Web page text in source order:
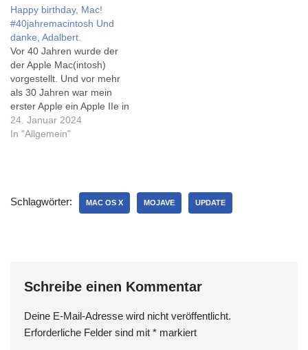
schnelle Reaktion Apples
(ebenfalls gefunden via
rivva.de).
Happy birthday, Mac!
#40jahremacintosh Und
danke, Adalbert.
Vor 40 Jahren wurde der
der Apple Mac(intosh)
vorgestellt. Und vor mehr
als 30 Jahren war mein
erster Apple ein Apple IIe in
der Schule, auf dem wir in
Turbo Pascal 'Niki', einen
echten, und mit 'Grafik'
24. Januar 2024
In "Allgemein"
Schlagwörter: MAC OS X MOJAVE UPDATE
Schreibe einen Kommentar
Deine E-Mail-Adresse wird nicht veröffentlicht.
Erforderliche Felder sind mit * markiert